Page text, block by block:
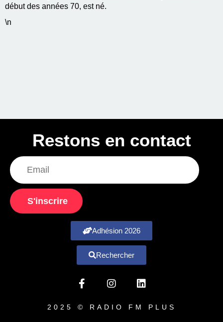
début des années 70, est né.
\n
Restons en contact
S'inscrire
Adhésion 2026
Rechercher
2025 © RADIO FM PLUS